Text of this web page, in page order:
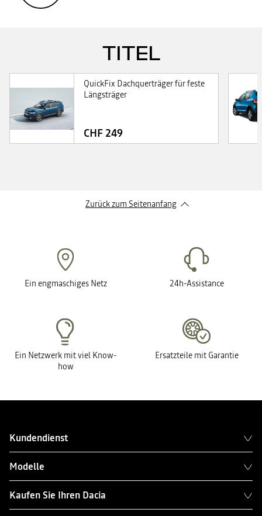
TITEL
QuickFix Dachquerträger für feste
Längsträger
CHF 249
Zurück zum Seitenanfang
Ein engmaschiges Netz 24h-Assistance
Ein Netzwerk mit viel Know-
how
Ersatzteile mit Garantie
Kundendienst
Modelle
Kaufen Sie Ihren Dacia